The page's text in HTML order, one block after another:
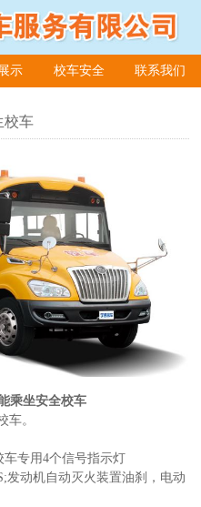
示 校车安全 联系我们
校车
乘坐安全校车
车。
车专用4个信号指示灯
发动机自动灭火装置油刹，电动